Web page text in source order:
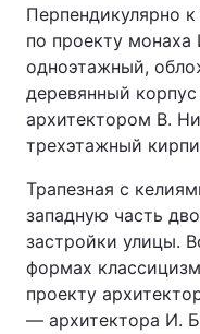
Перпендикулярно
по проекту монаха
одноэтажный,
деревянный корпус
архитектором В.
трехэтажный
Трапезная с
западную часть
застройки улицы.
формах
проекту
— архитектора И.